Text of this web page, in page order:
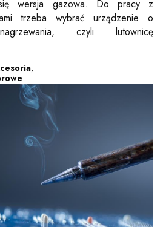
wersja gazowa. Do pracy z
trzeba wybrać urządzenie o
czyli lutownicę
,